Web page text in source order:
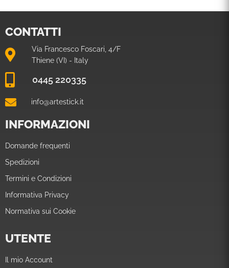
CONTATTI
Via Francesco Foscari, 4/F
Thiene (VI) - Italy
0445 220335
info@artestick.it
INFORMAZIONI
Domande frequenti
Spedizioni
Termini e Condizioni
Informativa Privacy
Normativa sui Cookie
UTENTE
Il mio Account